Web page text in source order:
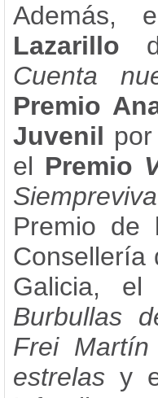
Además,
Lazarillo
Cuenta
Premio
Juvenil
el Premio
Siempreviva
Premio de
Consellería
Galicia, el
Burbullas
Frei Martín
estrelas y